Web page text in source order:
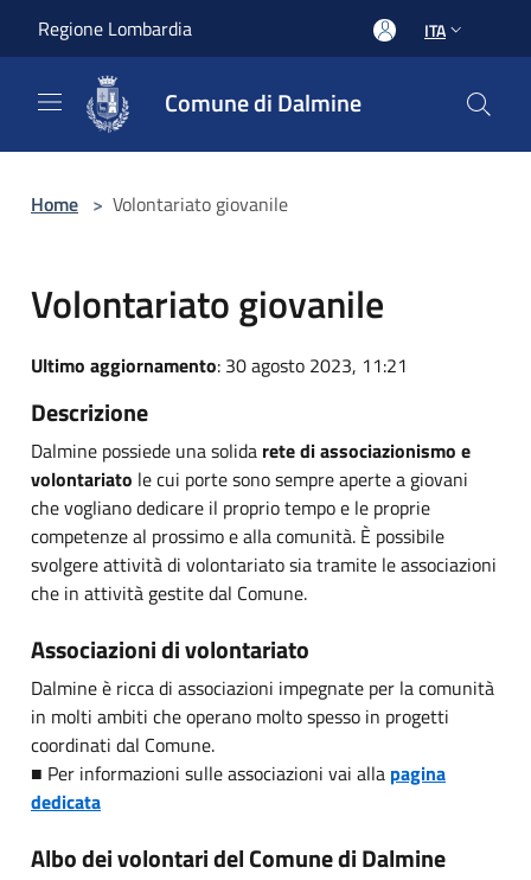
Regione Lombardia ITA
Comune di Dalmine
Home > Volontariato giovanile
Volontariato giovanile
Ultimo aggiornamento: 30 agosto 2023, 11:21
Descrizione
Dalmine possiede una solida rete di associazionismo e
volontariato le cui porte sono sempre aperte a giovani
che vogliano dedicare il proprio tempo e le proprie
competenze al prossimo e alla comunità. È possibile
svolgere attività di volontariato sia tramite le associazioni
che in attività gestite dal Comune.
Associazioni di volontariato
Dalmine è ricca di associazioni impegnate per la comunità
in molti ambiti che operano molto spesso in progetti
coordinati dal Comune.
■ Per informazioni sulle associazioni vai alla pagina
dedicata
Albo dei volontari del Comune di Dalmine